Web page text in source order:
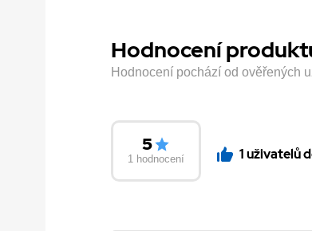
Hodnocení
Hodnocení pochází od ověřených
5
1 hodnocení 1 uživatelů